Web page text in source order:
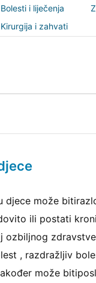
Bolesti i liječenja
Kirurgija i zahvati
djece može
ili postati
ozbiljnog
, razdražljiv
može